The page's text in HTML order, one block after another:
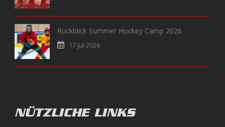
Rückblick Summer Hockey Camp 2026
17 Jul 2026
NÜTZLICHE LINKS